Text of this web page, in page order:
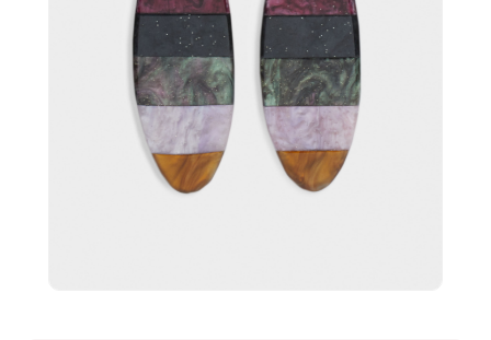
شلوارک مردانه ژاکت و پلیور مردانه
شلوار جین مردانه
شلوار پارچه ای